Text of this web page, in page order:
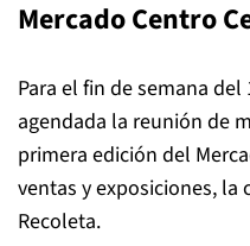
Mercado Centro
Para el fin de semana
agendada la reunión de
primera edición del
ventas y exposiciones, la
Recoleta.